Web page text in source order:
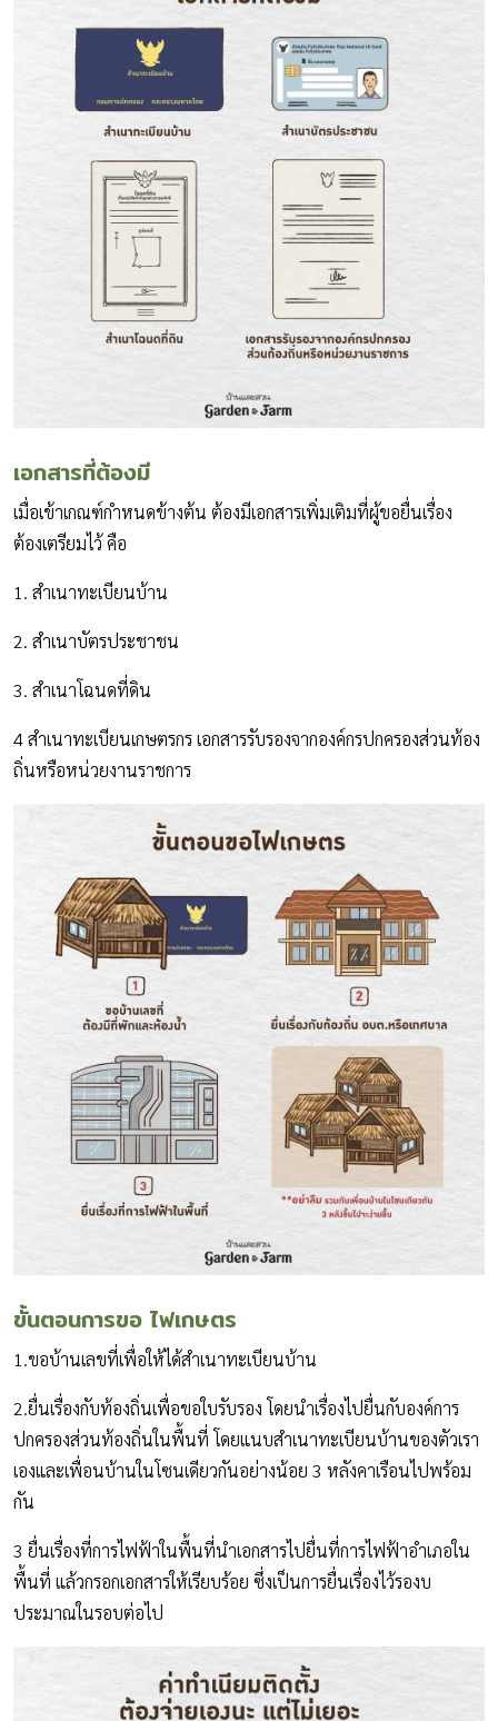
เอกสารที่ต้องมี
เมื่อเข้าเกณฑ์กำหนดข้างต้น ต้องมีเอกสารเพิ่มเติมที่ผู้ขอยื่นเรื่อง
ต้องเตรียมไว้ คือ
1. สำเนาทะเบียนบ้าน
2. สำเนาบัตรประชาชน
3. สำเนาโฉนดที่ดิน
4 สำเนาทะเบียนเกษตรกร เอกสารรับรองจากองค์กรปกครองส่วนท้อง
ถิ่นหรือหน่วยงานราชการ
ขั้นตอนการขอ ไฟเกษตร
1.ขอบ้านเลขที่เพื่อให้ได้สำเนาทะเบียนบ้าน
2.ยื่นเรื่องกับท้องถิ่นเพื่อขอใบรับรอง โดยนำเรื่องไปยื่นกับองค์การ
ปกครองส่วนท้องถิ่นในพื้นที่ โดยแนบสำเนาทะเบียนบ้านของตัวเรา
เองและเพื่อนบ้านในโซนเดียวกันอย่างน้อย 3 หลังคาเรือนไปพร้อม
กัน
3 ยื่นเรื่องที่การไฟฟ้าในพื้นที่นำเอกสารไปยื่นที่การไฟฟ้าอำเภอใน
พื้นที่ แล้วกรอกเอกสารให้เรียบร้อย ซึ่งเป็นการยื่นเรื่องไว้รองบ
ประมาณในรอบต่อไป